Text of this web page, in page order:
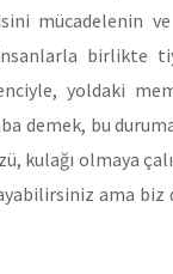
mücadelenin
birlikte
yoldaki
demek, bu
kulağı olmaya
ama